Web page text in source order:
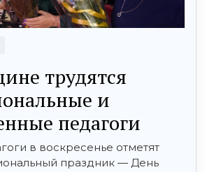
трудятся
и
педагоги
в воскресенье отметят
праздник — День